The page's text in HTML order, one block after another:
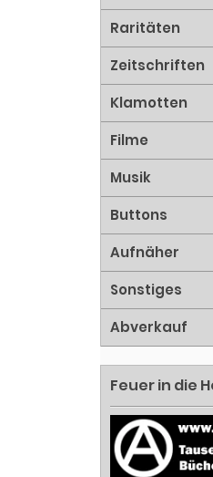
Raritäten
Zeitschriften
Klamotten
Filme
Musik
Buttons
Aufnäher
Sonstiges
Abverkauf
Feuer in die